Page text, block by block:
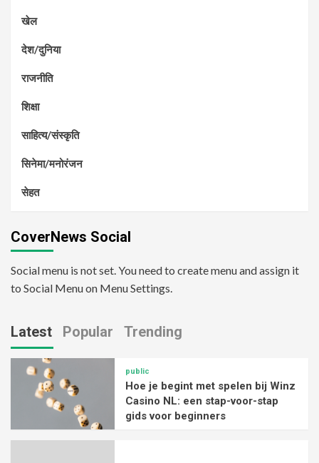
खेल
देश/दुनिया
राजनीति
शिक्षा
साहित्य/संस्कृति
सिनेमा/मनोरंजन
सेहत
CoverNews Social
Social menu is not set. You need to create menu and assign it
to Social Menu on Menu Settings.
Latest Popular Trending
public
Hoe je begint met spelen bij Winz
Casino NL: een stap-voor-stap
gids voor beginners